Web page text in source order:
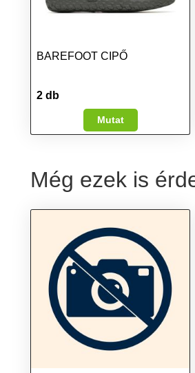
BAREFOOT CIPŐ
2 db
Mutat
Még ezek is